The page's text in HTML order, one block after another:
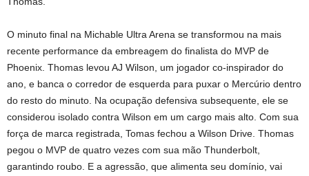
O minuto final na Michable Ultra Arena se transformou na mais
recente performance da embreagem do finalista do MVP de
Phoenix. Thomas levou AJ Wilson, um jogador co-inspirador do
ano, e banca o corredor de esquerda para puxar o Mercúrio dentro
do resto do minuto. Na ocupação defensiva subsequente, ele se
considerou isolado contra Wilson em um cargo mais alto. Com sua
força de marca registrada, Tomas fechou a Wilson Drive. Thomas
pegou o MVP de quatro vezes com sua mão Thunderbolt,
garantindo roubo. E a agressão, que alimenta seu domínio, vai